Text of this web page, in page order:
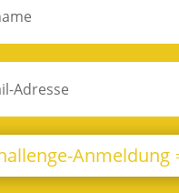
Anmeldung